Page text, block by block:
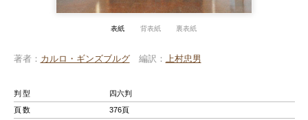
表紙 背表紙 裏表紙
著者 カルロ・ギンズブルグ 編訳 上村忠男
判型
四六判
頁数
376頁